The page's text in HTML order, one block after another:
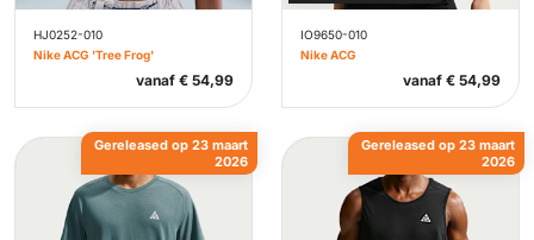
HJ0252-010
Nike ACG 'Tree Frog'
vanaf € 54,99
IO9650-010
Nike ACG
vanaf € 54,99
Gereleased op 23 maart
2026
Gereleased op 23 maart
2026